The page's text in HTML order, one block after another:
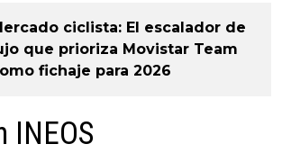
ciclista: El escalador de
que prioriza Movistar Team
fichaje para 2026
INEOS